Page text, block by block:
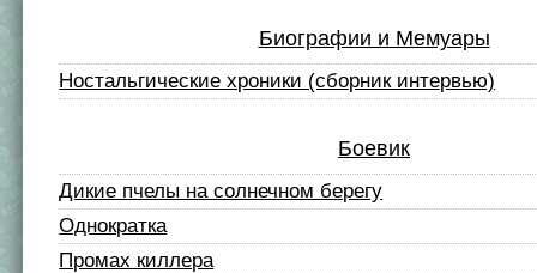
Биографии и Мемуары
Ностальгические хроники (сборник интервью)
Боевик
Дикие пчелы на солнечном берегу
Однократка
Промах киллера